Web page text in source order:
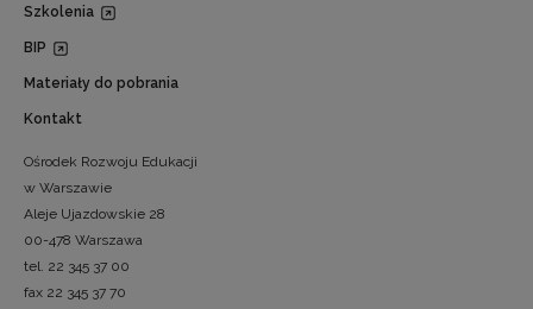
Szkolenia
BIP
Materiały do pobrania
Kontakt
Ośrodek Rozwoju Edukacji
w Warszawie
Aleje Ujazdowskie 28
00-478 Warszawa
tel. 22 345 37 00
fax 22 345 37 70